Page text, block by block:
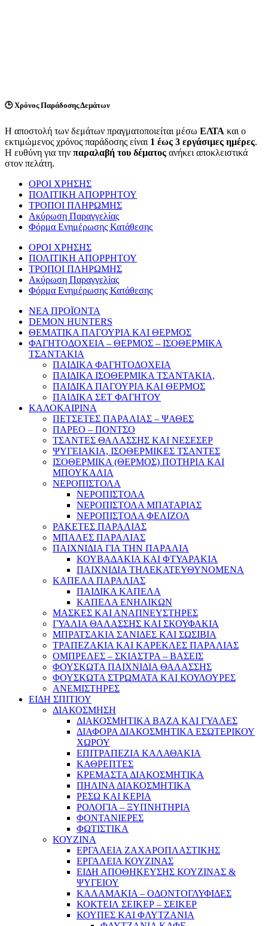
🕒Χρόνος Παράδοσης Δεμάτων
Η αποστολή των δεμάτων πραγματοποιείται μέσω ΕΛΤΑ και ο
εκτιμώμενος χρόνος παράδοσης είναι 1 έως 3 εργάσιμες ημέρες.
Η ευθύνη για την παραλαβή του δέματος ανήκει αποκλειστικά
στον πελάτη.
ΟΡΟΙ ΧΡΗΣΗΣ
ΠΟΛΙΤΙΚΗ ΑΠΟΡΡΗΤΟΥ
ΤΡΟΠΟΙ ΠΛΗΡΩΜΗΣ
Ακύρωση Παραγγελίας
Φόρμα Ενημέρωσης Κατάθεσης
ΟΡΟΙ ΧΡΗΣΗΣ
ΠΟΛΙΤΙΚΗ ΑΠΟΡΡΗΤΟΥ
ΤΡΟΠΟΙ ΠΛΗΡΩΜΗΣ
Ακύρωση Παραγγελίας
Φόρμα Ενημέρωσης Κατάθεσης
ΝΕΑ ΠΡΟΪΟΝΤΑ
DEMON HUNTERS
ΘΕΜΑΤΙΚΑ ΠΑΓΟΥΡΙΑ ΚΑΙ ΘΕΡΜΟΣ
ΦΑΓΗΤΟΔΟΧΕΙΑ – ΘΕΡΜΟΣ – ΙΣΟΘΕΡΜΙΚΑ
ΤΣΑΝΤΑΚΙΑ
ΠΑΙΔΙΚΑ ΦΑΓΗΤΟΔΟΧΕΙΑ
ΠΑΙΔΙΚΑ ΙΣΟΘΕΡΜΙΚΑ ΤΣΑΝΤΑΚΙΑ,
ΠΑΙΔΙΚΑ ΠΑΓΟΥΡΙΑ ΚΑΙ ΘΕΡΜΟΣ
ΠΑΙΔΙΚΑ ΣΕΤ ΦΑΓΗΤΟΥ
ΚΑΛΟΚΑΙΡΙΝΑ
ΠΕΤΣΕΤΕΣ ΠΑΡΑΛΙΑΣ – ΨΑΘΕΣ
ΠΑΡΕΟ – ΠΟΝΤΣΟ
ΤΣΑΝΤΕΣ ΘΑΛΑΣΣΗΣ ΚΑΙ ΝΕΣΕΣΕΡ
ΨΥΓΕΙΑΚΙΑ, ΙΣΟΘΕΡΜΙΚΕΣ ΤΣΑΝΤΕΣ
ΙΣΟΘΕΡΜΙΚΑ (ΘΕΡΜΟΣ) ΠΟΤΗΡΙΑ ΚΑΙ
ΜΠΟΥΚΑΛΙΑ
ΝΕΡΟΠΙΣΤΟΛΑ
ΝΕΡΟΠΙΣΤΟΛΑ
ΝΕΡΟΠΙΣΤΟΛΑ ΜΠΑΤΑΡΙΑΣ
ΝΕΡΟΠΙΣΤΟΛΑ ΦΕΛΙΖΟΛ
ΡΑΚΕΤΕΣ ΠΑΡΑΛΙΑΣ
ΜΠΑΛΕΣ ΠΑΡΑΛΙΑΣ
ΠΑΙΧΝΙΔΙΑ ΓΙΑ ΤΗΝ ΠΑΡΑΛΙΑ
ΚΟΥΒΑΔΑΚΙΑ ΚΑΙ ΦΤΥΑΡΑΚΙΑ
ΠΑΙΧΝΙΔΙΑ ΤΗΛΕΚΑΤΕΥΘΥΝΟΜΕΝΑ
ΚΑΠΕΛΑ ΠΑΡΑΛΙΑΣ
ΠΑΙΔΙΚΑ ΚΑΠΕΛΑ
ΚΑΠΕΛΑ ΕΝΗΛΙΚΩΝ
ΜΑΣΚΕΣ ΚΑΙ ΑΝΑΠΝΕΥΣΤΗΡΕΣ
ΓΥΑΛΙΑ ΘΑΛΑΣΣΗΣ ΚΑΙ ΣΚΟΥΦΑΚΙΑ
ΜΠΡΑΤΣΑΚΙΑ ΣΑΝΙΔΕΣ ΚΑΙ ΣΩΣΙΒΙΑ
ΤΡΑΠΕΖΑΚΙΑ ΚΑΙ ΚΑΡΕΚΛΕΣ ΠΑΡΑΛΙΑΣ
ΟΜΠΡΕΛΕΣ – ΣΚΙΑΣΤΡΑ – ΒΑΣΕΙΣ
ΦΟΥΣΚΩΤΑ ΠΑΙΧΝΙΔΙΑ ΘΑΛΑΣΣΗΣ
ΦΟΥΣΚΩΤΑ ΣΤΡΩΜΑΤΑ ΚΑΙ ΚΟΥΛΟΥΡΕΣ
ΑΝΕΜΙΣΤΗΡΕΣ
ΕΙΔΗ ΣΠΙΤΙΟΥ
ΔΙΑΚΟΣΜΗΣΗ
ΔΙΑΚΟΣΜΗΤΙΚΑ ΒΑΖΑ ΚΑΙ ΓΥΑΛΕΣ
ΔΙΑΦΟΡΑ ΔΙΑΚΟΣΜΗΤΙΚΑ ΕΣΩΤΕΡΙΚΟΥ
ΧΩΡΟΥ
ΕΠΙΤΡΑΠΕΖΙΑ ΚΑΛΑΘΑΚΙΑ
ΚΑΘΡΕΠΤΕΣ
ΚΡΕΜΑΣΤΑ ΔΙΑΚΟΣΜΗΤΙΚΑ
ΠΗΛΙΝΑ ΔΙΑΚΟΣΜΗΤΙΚΑ
ΡΕΣΩ ΚΑΙ ΚΕΡΙΑ
ΡΟΛΟΓΙΑ – ΞΥΠΝΗΤΗΡΙΑ
ΦΟΝΤΑΝΙΕΡΕΣ
ΦΩΤΙΣΤΙΚΑ
ΚΟΥΖΙΝΑ
ΕΡΓΑΛΕΙΑ ΖΑΧΑΡΟΠΛΑΣΤΙΚΗΣ
ΕΡΓΑΛΕΙΑ ΚΟΥΖΙΝΑΣ
ΕΙΔΗ ΑΠΟΘΗΚΕΥΣΗΣ ΚΟΥΖΙΝΑΣ &
ΨΥΓΕΙΟΥ
ΚΑΛΑΜΑΚΙΑ – ΟΔΟΝΤΟΓΛΥΦΙΔΕΣ
ΚΟΚΤΕΙΛ ΣΕΙΚΕΡ – ΣΕΙΚΕΡ
ΚΟΥΠΕΣ ΚΑΙ ΦΛΥΤΖΑΝΙΑ